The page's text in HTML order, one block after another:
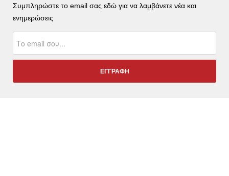
Συμπληρώστε το email σας εδώ για να λαμβάνετε νέα και
ενημερώσεις